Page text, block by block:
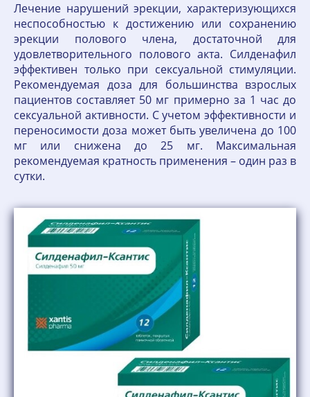
Лечение нарушений эрекции, характеризующихся
неспособностью к достижению или сохранению
эрекции полового члена, достаточной для
удовлетворительного полового акта. Силденафил
эффективен только при сексуальной стимуляции.
Рекомендуемая доза для большинства взрослых
пациентов составляет 50 мг примерно за 1 час до
сексуальной активности. С учетом эффективности и
переносимости доза может быть увеличена до 100
мг или снижена до 25 мг. Максимальная
рекомендуемая кратность применения – один раз в
сутки.